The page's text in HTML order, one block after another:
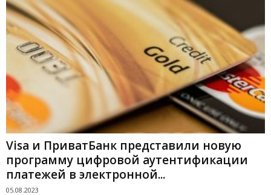
Visa и ПриватБанк представили новую
программу цифровой аутентификации
платежей в электронной...
05.08.2023